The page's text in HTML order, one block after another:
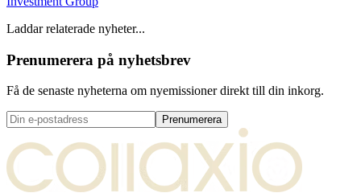
Laddar relaterade nyheter...
Prenumerera på nyhetsbrev
Få de senaste nyheterna om nyemissioner direkt till din inkorg.
Prenumerera